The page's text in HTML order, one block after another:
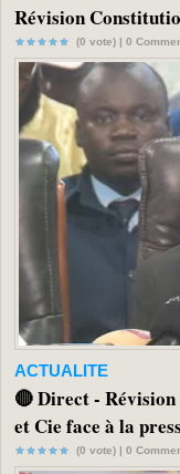
Révision
(0 vote) | 0
ACTUALITE
🔴 Direct -
et Cie face à la
(0 vote) | 0